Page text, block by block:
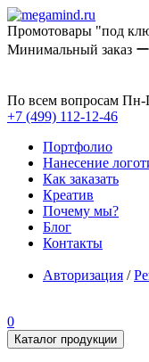
Промотовары "под
Минимальный заказ
По всем вопросам Пн-
+7 (499) 112-12-46
Портфолио
Нанесение
Как заказать
Креатив
Почему мы?
Блог
Контакты
Авторизация /
0
Каталог продукции